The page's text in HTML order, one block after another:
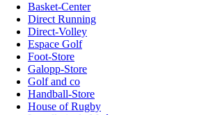
Basket-Center
Direct Running
Direct-Volley
Espace Golf
Foot-Store
Galopp-Store
Golf and co
Handball-Store
House of Rugby